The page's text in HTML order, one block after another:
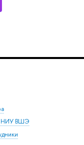
НИУ ВШЭ